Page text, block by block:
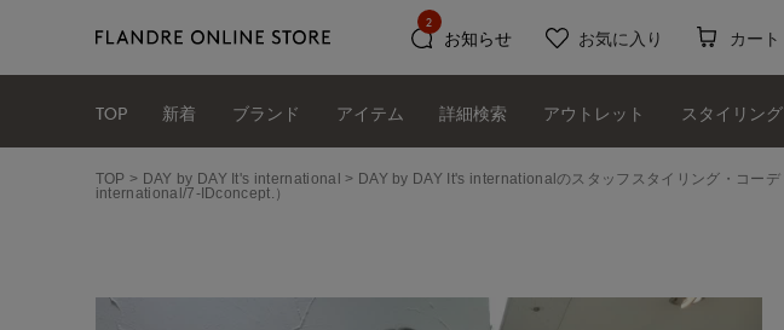
お知らせ
2
お気に入り カート
TOP 新着 ブランド アイテム 詳細検索 アウトレット スタイリング
TOP DAY by DAY It's international DAY by DAY It's internationalのスタッフスタイリング・コーデ
international/7-IDconcept.）